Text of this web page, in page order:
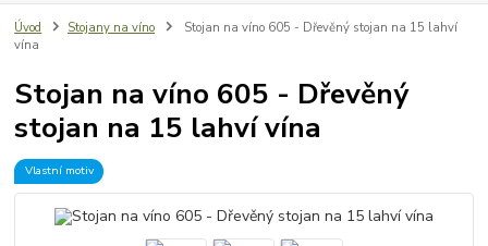
Úvod Stojany na víno
Stojan na víno 605 - Dřevěný stojan na 15 lahví
vína
Stojan na víno 605 - Dřevěný
stojan na 15 lahví vína
Vlastní motiv